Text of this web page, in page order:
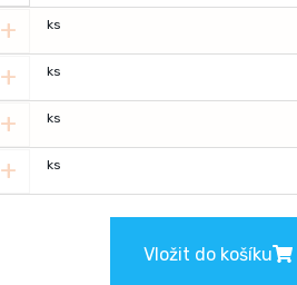
+ ks
+ ks
+ ks
+ ks
Vložit do košíku